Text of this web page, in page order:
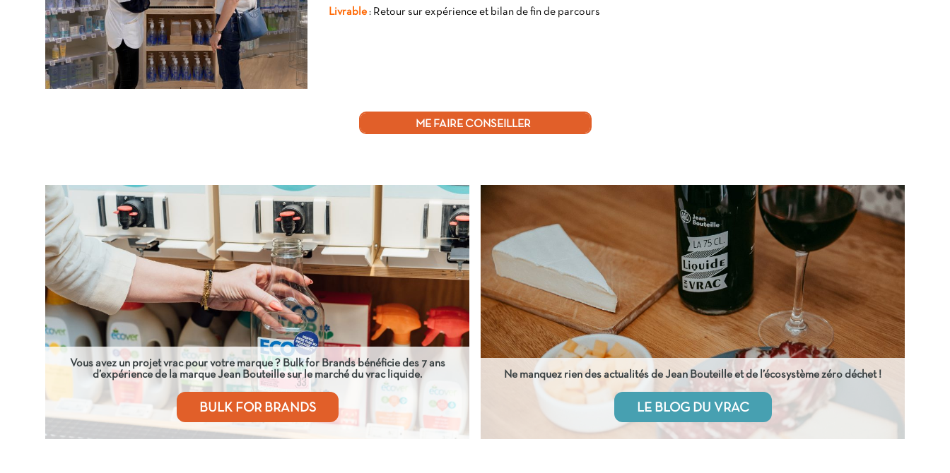
Livrable : Retour sur expérience et bilan de fin de parcours
ME FAIRE CONSEILLER
BULK FOR BRANDS
Vous avez un projet vrac pour votre marque ? Bulk for Brands bénéficie des 7 ans
d’expérience de la marque Jean Bouteille sur le marché du vrac liquide.
LE BLOG DU VRAC
Ne manquez rien des actualités de Jean Bouteille et de l’écosystème zéro déchet !